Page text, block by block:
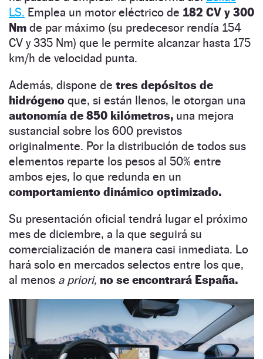
LS. Emplea un motor eléctrico de 182 CV y 300
Nm de par máximo (su predecesor rendía 154
CV y 335 Nm) que le permite alcanzar hasta 175
km/h de velocidad punta.
Además, dispone de tres depósitos de
hidrógeno que, si están llenos, le otorgan una
autonomía de 850 kilómetros, una mejora
sustancial sobre los 600 previstos
originalmente. Por la distribución de todos sus
elementos reparte los pesos al 50% entre
ambos ejes, lo que redunda en un
comportamiento dinámico optimizado.
Su presentación oficial tendrá lugar el próximo
mes de diciembre, a la que seguirá su
comercialización de manera casi inmediata. Lo
hará solo en mercados selectos entre los que,
al menos a priori, no se encontrará España.